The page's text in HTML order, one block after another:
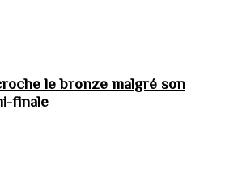
le bronze malgré son
finale